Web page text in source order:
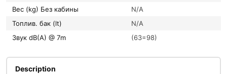
Вес (kg) Без кабины
N/A
Топлив. бак (lt)
N/A
Звук dB(A) @ 7m
(63=98)
Description